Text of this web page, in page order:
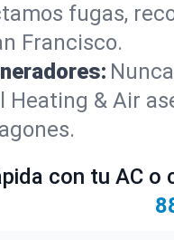
fugas,
Francisco.
& Air
con tu AC o